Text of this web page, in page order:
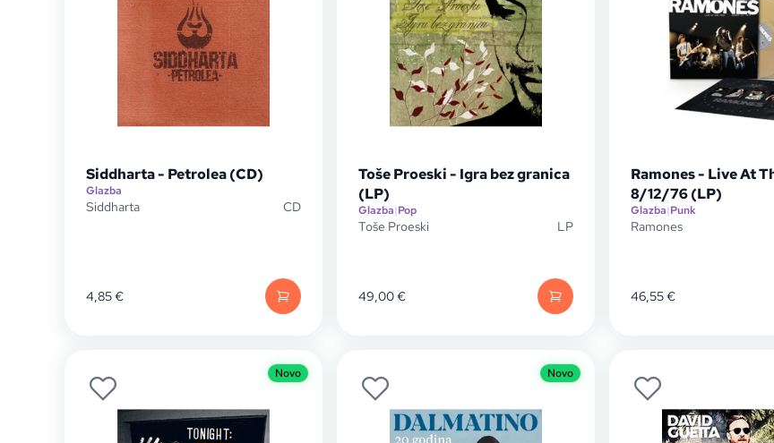
Siddharta - Petrolea (CD)
Glazba
Siddharta CD
4,85€
Toše Proeski - Igra bez granica
(LP)
Glazba|Pop
Toše Proeski LP
49,00€
Ramones - Live At
8/12/76 (LP)
Glazba|Punk
Ramones
46,55€
Novo Novo